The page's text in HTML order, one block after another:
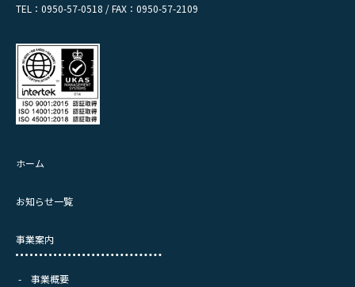
TEL：0950-57-0518 / FAX：0950-57-2109
ホーム
お知らせ一覧
事業案内
事業概要